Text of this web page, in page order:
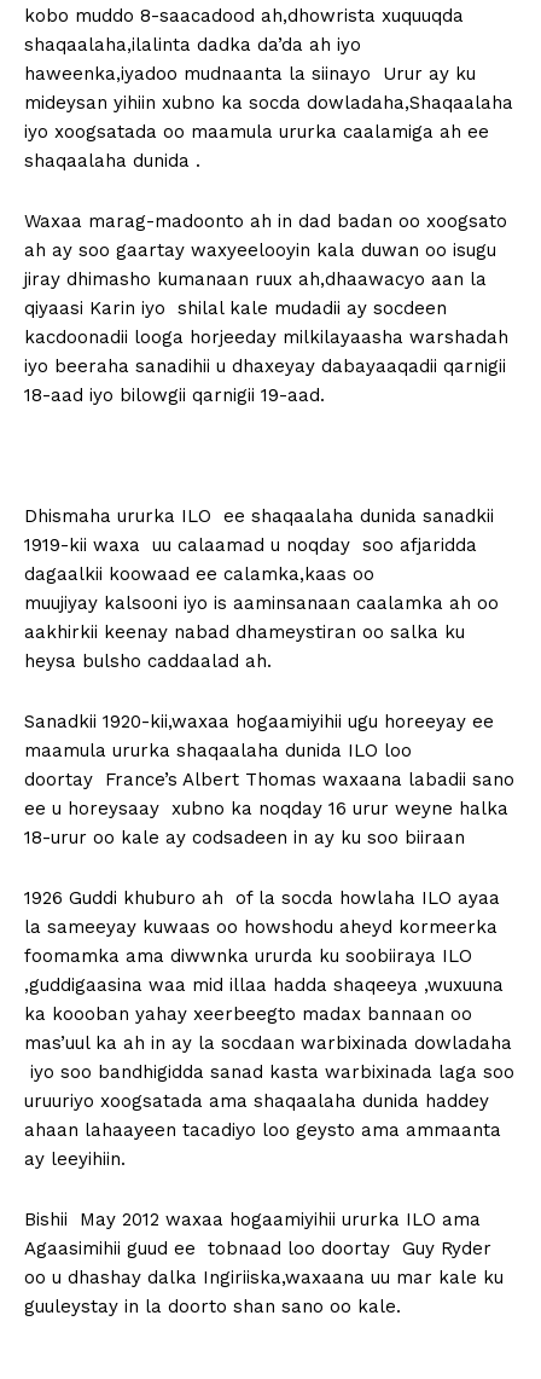
kobo muddo 8-saacadood ah,dhowrista xuquuqda
shaqaalaha,ilalinta dadka da’da ah iyo
haweenka,iyadoo mudnaanta la siinayo Urur ay ku
mideysan yihiin xubno ka socda dowladaha,Shaqaalaha
iyo xoogsatada oo maamula ururka caalamiga ah ee
shaqaalaha dunida .
Waxaa marag-madoonto ah in dad badan oo xoogsato
ah ay soo gaartay waxyeelooyin kala duwan oo isugu
jiray dhimasho kumanaan ruux ah,dhaawacyo aan la
qiyaasi Karin iyo shilal kale mudadii ay socdeen
kacdoonadii looga horjeeday milkilayaasha warshadah
iyo beeraha sanadihii u dhaxeyay dabayaaqadii qarnigii
18-aad iyo bilowgii qarnigii 19-aad.
Dhismaha ururka ILO ee shaqaalaha dunida sanadkii
1919-kii waxa uu calaamad u noqday soo afjaridda
dagaalkii koowaad ee calamka,kaas oo
muujiyay kalsooni iyo is aaminsanaan caalamka ah oo
aakhirkii keenay nabad dhameystiran oo salka ku
heysa bulsho caddaalad ah.
Sanadkii 1920-kii,waxaa hogaamiyihii ugu horeeyay ee
maamula ururka shaqaalaha dunida ILO loo
doortay France’s Albert Thomas waxaana labadii sano
ee u horeysaay xubno ka noqday 16 urur weyne halka
18-urur oo kale ay codsadeen in ay ku soo biiraan
1926 Guddi khuburo ah of la socda howlaha ILO ayaa
la sameeyay kuwaas oo howshodu aheyd kormeerka
foomamka ama diwwnka ururda ku soobiiraya ILO
,guddigaasina waa mid illaa hadda shaqeeya ,wuxuuna
ka koooban yahay xeerbeegto madax bannaan oo
mas’uul ka ah in ay la socdaan warbixinada dowladaha
iyo soo bandhigidda sanad kasta warbixinada laga soo
uruuriyo xoogsatada ama shaqaalaha dunida haddey
ahaan lahaayeen tacadiyo loo geysto ama ammaanta
ay leeyihiin.
Bishii May 2012 waxaa hogaamiyihii ururka ILO ama
Agaasimihii guud ee tobnaad loo doortay Guy Ryder
oo u dhashay dalka Ingiriiska,waxaana uu mar kale ku
guuleystay in la doorto shan sano oo kale.